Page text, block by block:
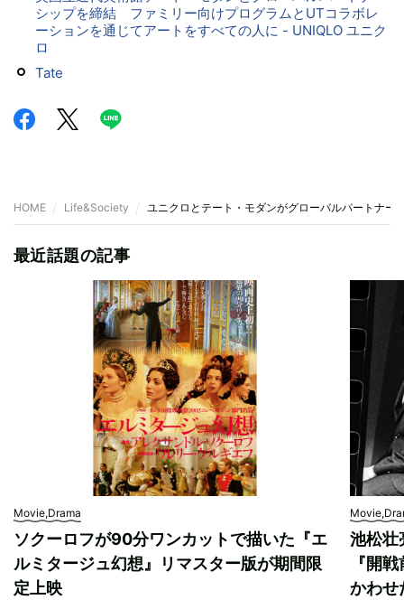
シップを締結 ファミリー向けプログラムとUTコラボレ
ーションを通じてアートをすべての人に - UNIQLO ユニク
ロ
Tate
HOME Life&Society ユニクロとテート・モダンがグローバルパートナー
最近話題の記事
Movie,Drama
ソクーロフが90分ワンカットで描いた『エ
ルミタージュ幻想』リマスター版が期間限
定上映
池松壮
『開
かわせ